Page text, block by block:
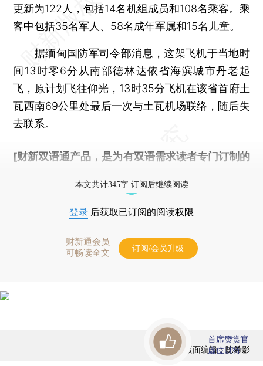
更新为122人，包括14名机组成员和108名乘客。乘
客中包括35名军人、58名成年军属和15名儿童。
据缅甸国防军司令部消息，这架飞机于当地时
间13时零6分从南部德林达依省海滨城市丹老起
飞，原计划飞往仰光，13时35分飞机在该省首府土
瓦西南69公里处最后一次与土瓦机场联络，随后失
去联系。
[财新双语通产品，是为有双语需求读者专门订制的
本文共计345字 订阅后继续阅读
登录 后获取已订阅的阅读权限
财新通会员
可畅读全文
订阅/会员升级
版面编辑：陈希影
首席赞赏官
虚位以待